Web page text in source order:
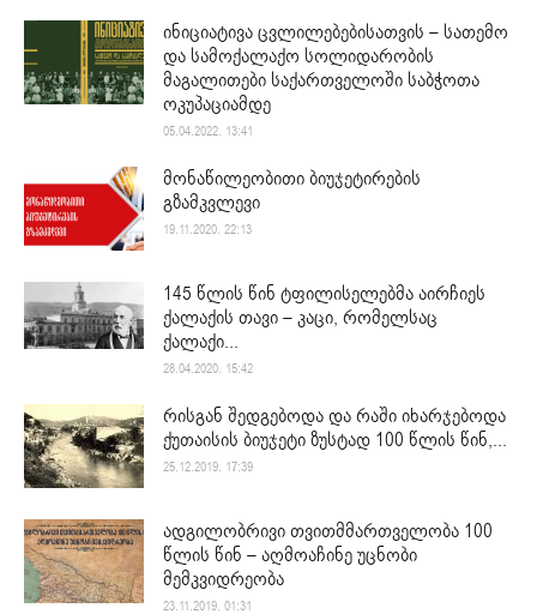
ინიციატივა ცვლილებებისათვის – სათემო
და სამოქალაქო სოლიდარობის
მაგალითები საქართველოში საბჭოთა
ოკუპაციამდე
05.04.2022. 13:41
მონაწილეობითი ბიუჯეტირების
გზამკვლევი
19.11.2020. 22:13
145 წლის წინ ტფილისელებმა აირჩიეს
ქალაქის თავი – კაცი, რომელსაც
ქალაქი...
28.04.2020. 15:42
რისგან შედგებოდა და რაში იხარჯებოდა
ქუთაისის ბიუჯეტი ზუსტად 100 წლის წინ,...
25.12.2019. 17:39
ადგილობრივი თვითმმართველობა 100
წლის წინ – აღმოაჩინე უცნობი
მემკვიდრეობა
23.11.2019. 01:31